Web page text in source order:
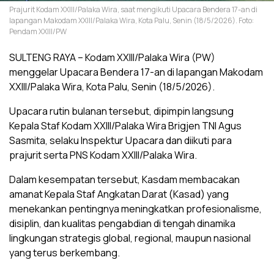
Prajurit Kodam XXIII/Palaka Wira, saat mengikuti Upacara Bendera 17-an di
lapangan Makodam XXIII/Palaka Wira, Kota Palu, Senin (18/5/2026). Foto:
Pendam XXIII/PW
SULTENG RAYA – Kodam XXIII/Palaka Wira (PW)
menggelar Upacara Bendera 17-an di lapangan Makodam
XXIII/Palaka Wira, Kota Palu, Senin (18/5/2026).
Upacara rutin bulanan tersebut, dipimpin langsung
Kepala Staf Kodam XXIII/Palaka Wira Brigjen TNI Agus
Sasmita, selaku Inspektur Upacara dan diikuti para
prajurit serta PNS Kodam XXIII/Palaka Wira.
Dalam kesempatan tersebut, Kasdam membacakan
amanat Kepala Staf Angkatan Darat (Kasad) yang
menekankan pentingnya meningkatkan profesionalisme,
disiplin, dan kualitas pengabdian di tengah dinamika
lingkungan strategis global, regional, maupun nasional
yang terus berkembang.